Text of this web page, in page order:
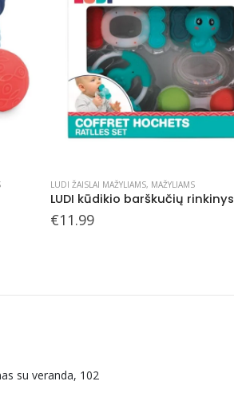
LUDI ŽAISLAI MAŽYLIAMS, MAŽYLIAMS
LUDI kūdikio barškučių rinkinys
€11.99
su veranda, 102